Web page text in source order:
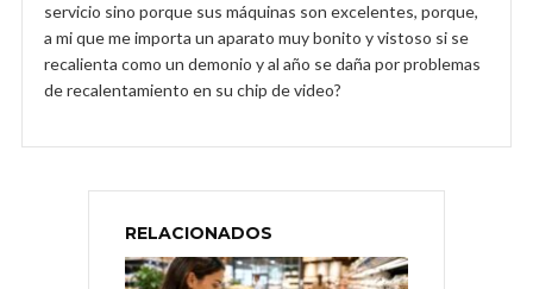
servicio sino porque sus máquinas son excelentes, porque,
a mi que me importa un aparato muy bonito y vistoso si se
recalienta como un demonio y al año se daña por problemas
de recalentamiento en su chip de video?
RELACIONADOS